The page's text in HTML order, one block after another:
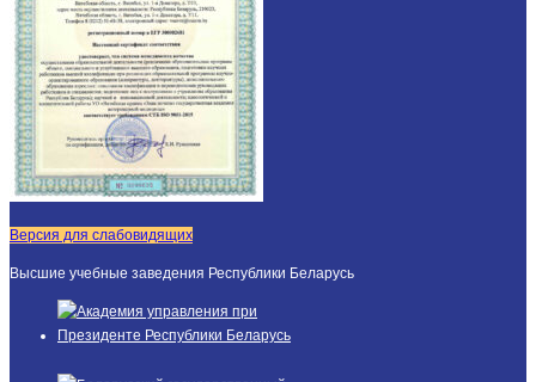
Версия для слабовидящих
Высшие учебные заведения Республики Беларусь